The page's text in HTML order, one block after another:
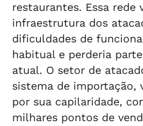
restaurantes. Essa rede
infraestrutura dos
dificuldades de
habitual e perderia
atual. O setor de
sistema de importação,
por sua capilaridade,
milhares pontos de